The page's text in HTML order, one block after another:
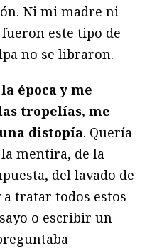
Ni mi madre ni
este tipo de
no se libraron.
época y me
tropelías, me
distopía. Quería
mentira, de la
del lavado de
tratar todos estos
o escribir un